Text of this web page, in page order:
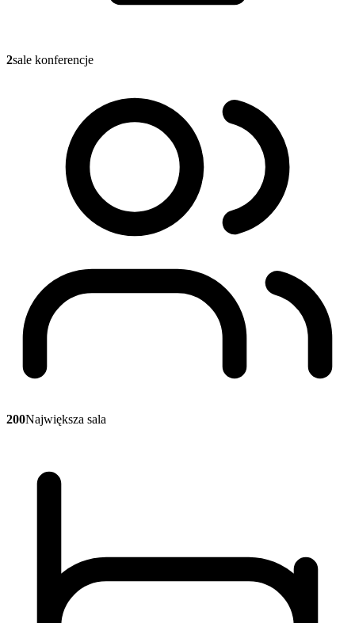
2sale konferencje
200Największa sala